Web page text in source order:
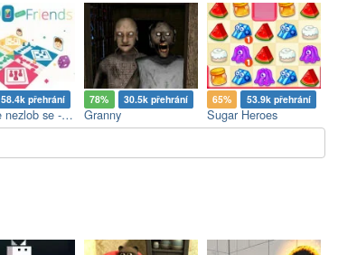
58.4k přehrání
Člověče nezlob se - Multiplayer
78% 30.5k přehrání
Granny
65% 53.9k přehrání
Sugar Heroes